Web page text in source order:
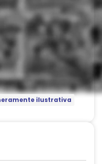
ilustrativa